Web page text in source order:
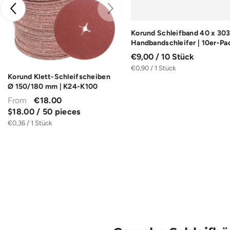
K120
Korund Klett-Schleifscheiben
Ø 150/180 mm | K24-K100
From
$18.00 / 50 pieces
Korund Schleifband 40 x 303
Handbandschleifer | 10er-
€9,00 / 10 Stück
€0,90 / 1 Stück